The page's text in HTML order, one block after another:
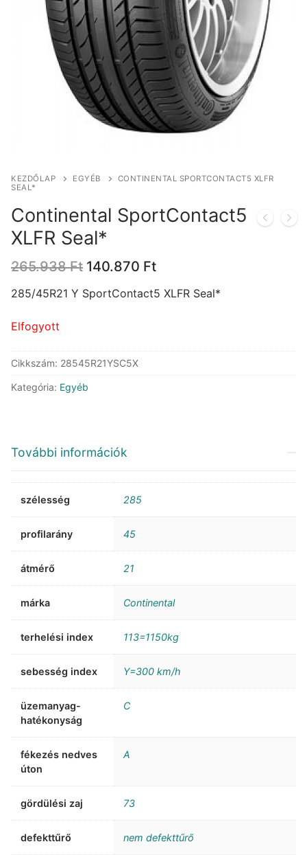
KEZDŐLAP EGYÉB
CONTINENTAL SPORTCONTACT5 XLFR
SEAL*
Continental SportContact5
XLFR Seal*
265.938Ft Original
was:
140.870 FtCurrent
is:
285/45R21 Y SportContact5 XLFR Seal*
Elfogyott
Cikkszám: 28545R21YSC5X
Kategória: Egyéb
További információk
szélesség 285
profilarány 45
átmérő 21
márka Continental
terhelési index 113=1150kg
sebesség index Y=300 km/h
üzemanyag-
hatékonyság
C
fékezés nedves
úton
A
gördülési zaj 73
defekttűrő nem defekttűrő